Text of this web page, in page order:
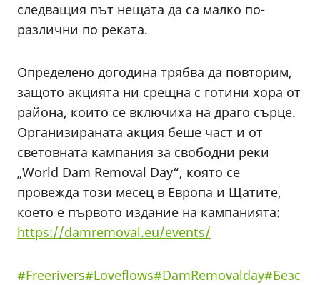
следващия път нещата да са малко по-
различни по реката.
Определено догодина трябва да повторим,
защото акцията ни срещна с готини хора от
района, които се включиха на драго сърце.
Организираната акция беше част и от
световната кампания за свободни реки
„World Dam Removal Day“, която се
провежда този месец в Европа и Щатите,
което е първото издание на кампанията:
https://damremoval.eu/events/
#Freerivers#Loveflows#DamRemovalday#Безс